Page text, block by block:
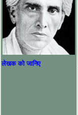
लेखक को जानिए